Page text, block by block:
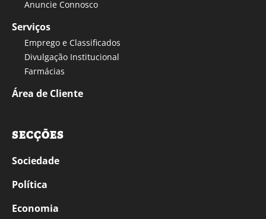
Anuncie Connosco
Serviços
Emprego e Classificados
Divulgação Institucional
Farmácias
Área de Cliente
SECÇÕES
Sociedade
Política
Economia